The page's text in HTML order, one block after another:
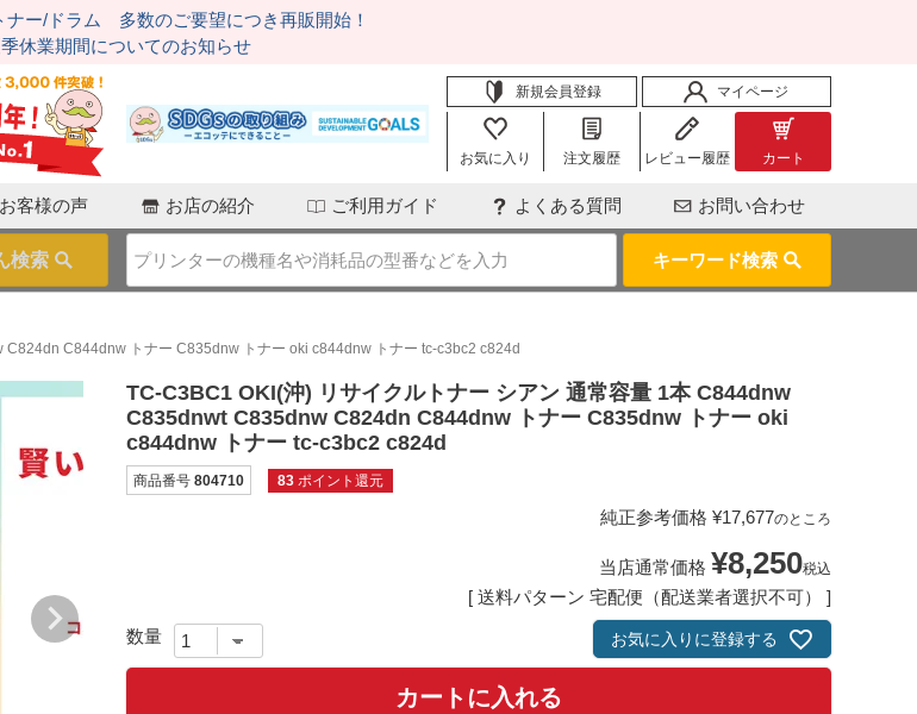
ナー/ドラム 多数のご要望につき再販開始！
休業期間についてのお知らせ
新規会員登録 マイページ
お気に入り 注文履歴 レビュー履歴 カート
お客様の声 お店の紹介 ご利用ガイド よくある質問 お問い合わせ
キーワード検索
C844dnw トナー C835dnw トナー oki c844dnw トナー tc-c3bc2 c824d
TC-C3BC1 OKI(沖) リサイクルトナー シアン 通常容量 1本 C844dnw
C835dnwt C835dnw C824dn C844dnw トナー C835dnw トナー oki
c844dnw トナー tc-c3bc2 c824d
商品番号 804710 83 ポイント還元
純正参考価格 ¥17,677のところ
当店通常価格 ¥8,250税込
送料パターン 宅配便（配送業者選択不可）
お気に入りに登録する
カートに入れる